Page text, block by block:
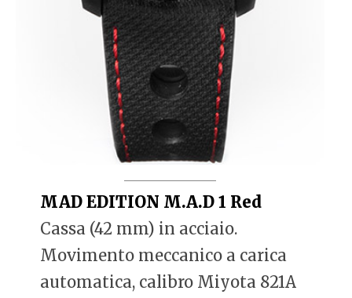
MAD EDITION M.A.D 1 Red
Cassa (42 mm) in acciaio.
Movimento meccanico a carica
automatica, calibro Miyota 821A